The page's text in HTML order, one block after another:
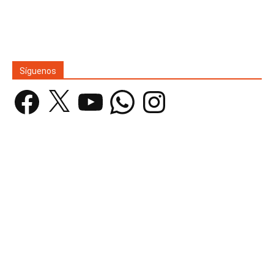
Síguenos
Facebook YouTube WhatsAppInstagram